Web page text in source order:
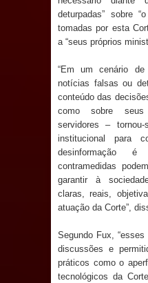
Saúde
dentárias
Caldas
Santana
e deve
Nota de
lamenta a
Neta do
Prefeito
deturpadas” sobre
tomadas por esta
a “seus próprios
“Em um cenário
notícias falsas ou
conteúdo das
como sobre
servidores –
institucional para
desinformação
contramedidas
garantir à
claras, reais,
atuação da Corte”,
Segundo Fux,
discussões e
práticos como o
tecnológicos da